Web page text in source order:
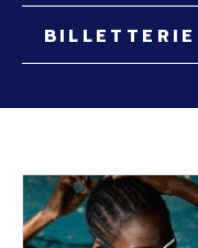
BILLETTERIE